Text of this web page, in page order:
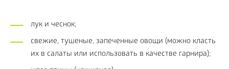
лук и чеснок;
свежие, тушеные, запеченные овощи (можно класть
их в салаты или использовать в качестве гарнира);